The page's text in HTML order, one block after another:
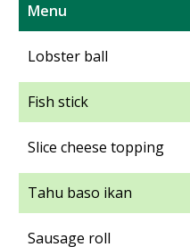
Menu
Lobster ball
Fish stick
Slice cheese topping
Tahu baso ikan
Sausage roll